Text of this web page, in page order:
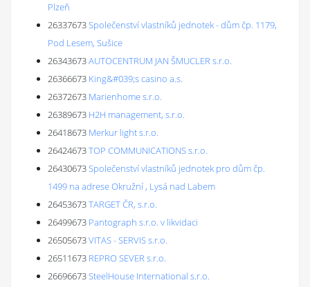
Plzeň
26337673Společenství vlastníků jednotek - dům čp. 1179,
Pod Lesem, Sušice
26343673AUTOCENTRUM JAN ŠMUCLER s.r.o.
26366673 King&#039;s casino a.s.
26372673 Marienhome s.r.o.
26389673 H2H management, s.r.o.
26418673 Merkur light s.r.o.
26424673TOP COMMUNICATIONS s.r.o.
26430673Společenství vlastníků jednotek pro dům čp.
1499 na adrese Okružní , Lysá nad Labem
26453673TARGET ČR, s.r.o.
26499673 Pantograph s.r.o. v likvidaci
26505673VITAS - SERVIS s.r.o.
26511673 REPRO SEVER s.r.o.
26696673SteelHouse International s.r.o.